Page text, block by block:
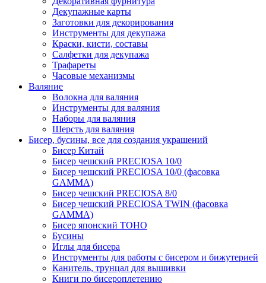
Декупажные карты
Заготовки для декорирования
Инструменты для декупажа
Краски, кисти, составы
Салфетки для декупажа
Трафареты
Часовые механизмы
Валяние
Волокна для валяния
Инструменты для валяния
Наборы для валяния
Шерсть для валяния
Бисер, бусины, все для создания украшений
Бисер Китай
Бисер чешский PRECIOSA 10/0
Бисер чешский PRECIOSA 10/0 (фасовка
GAMMA)
Бисер чешский PRECIOSA 8/0
Бисер чешский PRECIOSA TWIN (фасовка
GAMMA)
Бисер японский TOHO
Бусины
Иглы для бисера
Инструменты для работы с бисером и бижутерией
Канитель, трунцал для вышивки
Книги по бисероплетению